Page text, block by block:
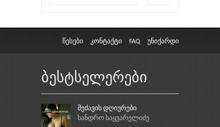
წესები კონტაქტი FAQ უნიქარდი
ბესტსელერები
მეძავის დღიურები
სანდრო საყვარელიძე